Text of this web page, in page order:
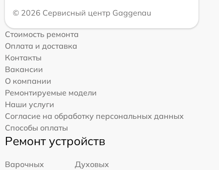
© 2026 Сервисный центр Gaggenau
Стоимость ремонта
Оплата и доставка
Контакты
Вакансии
О компании
Ремонтируемые модели
Наши услуги
Согласие на обработку персональных данных
Способы оплаты
Ремонт устройств
Варочных
Духовых